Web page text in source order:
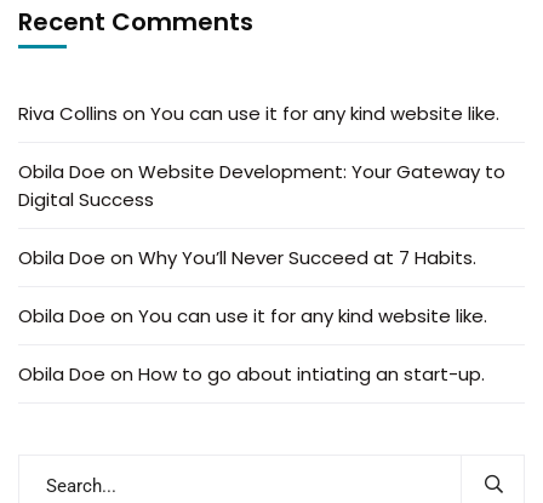
Recent Comments
Riva Collins on You can use it for any kind website like.
Obila Doe on Website Development: Your Gateway to
Digital Success
Obila Doe on Why You’ll Never Succeed at 7 Habits.
Obila Doe on You can use it for any kind website like.
Obila Doe on How to go about intiating an start-up.